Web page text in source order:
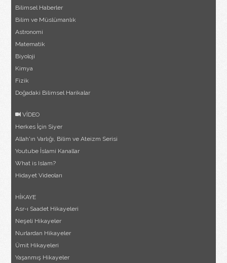
Bilimsel Haberler
Bilim ve Müslümanlık
Astronomi
Matematik
Biyoloji
Kimya
Fizik
Doğadaki Bilimsel Harikalar
VİDEO
Herkes İçin Siyer
Allah'ın Varlığı, Bilim ve Ateizm Serisi
Youtube İslami Kanallar
What is Islam?
Hidayet Videoları
HİKAYE
Asr-ı Saadet Hikayeleri
Neşeli Hikayeler
Nurlardan Hikayeler
Ümit Hikayeleri
Yaşanmış Hikayeler